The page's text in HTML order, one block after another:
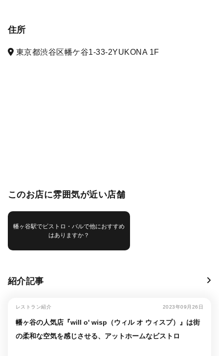
住所
東京都渋谷区幡ケ谷1-33-2YUKONA 1F
このお店に雰囲気が近い店舗
幡ヶ谷駅でビストロ・バルで他におすすめ
はありますか？
紹介記事
レストラン紹介 2023年09月26日
幡ヶ谷の人気店『will o' wisp（ウィル オ ウィスプ）』は街
の柔和な空気を感じさせる、アットホームなビストロ